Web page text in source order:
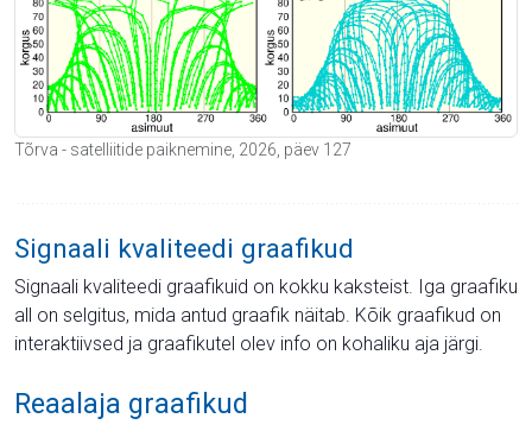
Tõrva - satelliitide paiknemine, 2026, päev 127
Signaali kvaliteedi graafikud
Signaali kvaliteedi graafikuid on kokku kaksteist. Iga graafiku
all on selgitus, mida antud graafik näitab. Kõik graafikud on
interaktiivsed ja graafikutel olev info on kohaliku aja järgi.
Reaalaja graafikud